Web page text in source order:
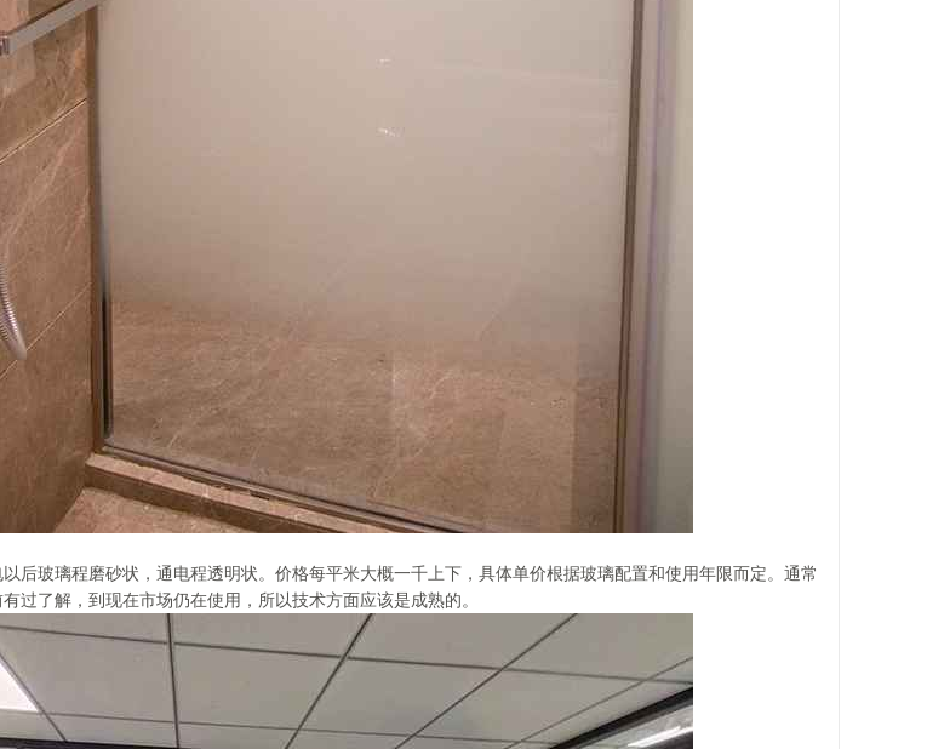
后玻璃程磨砂状，通电程透明状。价格每平米大概一千上下，具体单价根据玻璃配置和使用年限而定。通常
过了解，到现在市场仍在使用，所以技术方面应该是成熟的。